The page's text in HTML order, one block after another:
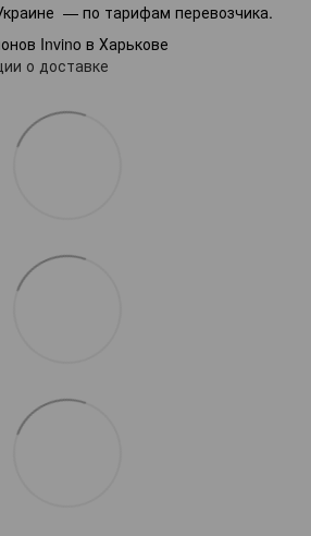
— по тарифам перевозчика.
Invino в Харькове
о доставке